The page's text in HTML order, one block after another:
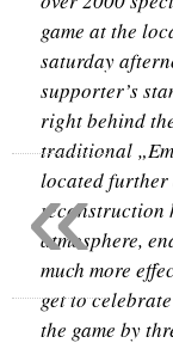
game at the
saturday
supporter’s
right behind
traditional
located further
reconstruction
atmosphere,
much more
get to
the game by
«